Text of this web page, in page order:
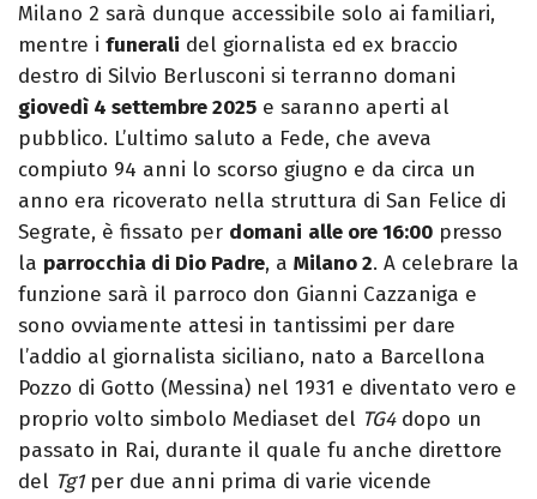
Milano 2 sarà dunque accessibile solo ai familiari,
mentre i funerali del giornalista ed ex braccio
destro di Silvio Berlusconi si terranno domani
giovedì 4 settembre 2025 e saranno aperti al
pubblico. L’ultimo saluto a Fede, che aveva
compiuto 94 anni lo scorso giugno e da circa un
anno era ricoverato nella struttura di San Felice di
Segrate, è fissato per domani alle ore 16:00 presso
la parrocchia di Dio Padre, a Milano 2. A celebrare la
funzione sarà il parroco don Gianni Cazzaniga e
sono ovviamente attesi in tantissimi per dare
l’addio al giornalista siciliano, nato a Barcellona
Pozzo di Gotto (Messina) nel 1931 e diventato vero e
proprio volto simbolo Mediaset del TG4dopo un
passato in Rai, durante il quale fu anche direttore
del Tg1per due anni prima di varie vicende